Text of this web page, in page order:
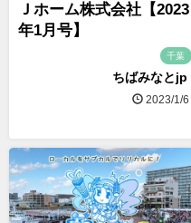
Ｊホーム株式会社【2023
年1月号】
千葉
ちばみなとjp
2023/1/6